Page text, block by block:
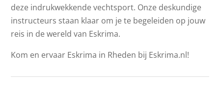
deze indrukwekkende vechtsport. Onze deskundige
instructeurs staan klaar om je te begeleiden op jouw
reis in de wereld van Eskrima.
Kom en ervaar Eskrima in Rheden bij Eskrima.nl!